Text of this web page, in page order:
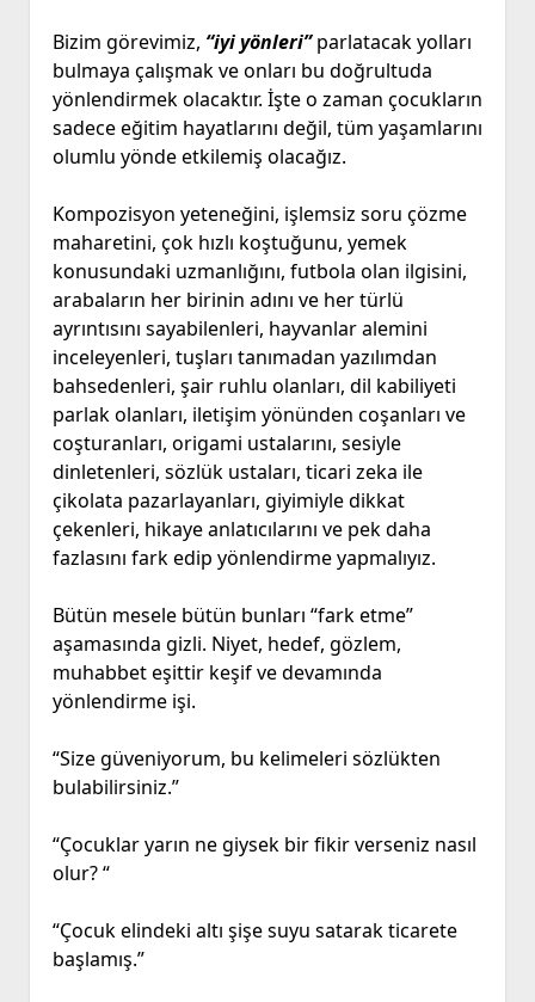
Bizim görevimiz, “iyi yönleri”parlatacak yolları
bulmaya çalışmak ve onları bu doğrultuda
yönlendirmek olacaktır. İşte o zaman çocukların
sadece eğitim hayatlarını değil, tüm yaşamlarını
olumlu yönde etkilemiş olacağız.
Kompozisyon yeteneğini, işlemsiz soru çözme
maharetini, çok hızlı koştuğunu, yemek
konusundaki uzmanlığını, futbola olan ilgisini,
arabaların her birinin adını ve her türlü
ayrıntısını sayabilenleri, hayvanlar alemini
inceleyenleri, tuşları tanımadan yazılımdan
bahsedenleri, şair ruhlu olanları, dil kabiliyeti
parlak olanları, iletişim yönünden coşanları ve
coşturanları, origami ustalarını, sesiyle
dinletenleri, sözlük ustaları, ticari zeka ile
çikolata pazarlayanları, giyimiyle dikkat
çekenleri, hikaye anlatıcılarını ve pek daha
fazlasını fark edip yönlendirme yapmalıyız.
Bütün mesele bütün bunları “fark etme”
aşamasında gizli. Niyet, hedef, gözlem,
muhabbet eşittir keşif ve devamında
yönlendirme işi.
“Size güveniyorum, bu kelimeleri sözlükten
bulabilirsiniz.”
“Çocuklar yarın ne giysek bir fikir verseniz nasıl
olur? “
“Çocuk elindeki altı şişe suyu satarak ticarete
başlamış.”